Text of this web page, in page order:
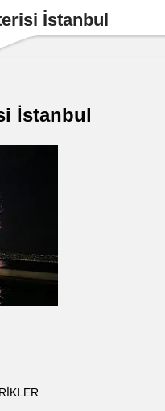
İstanbul
İstanbul